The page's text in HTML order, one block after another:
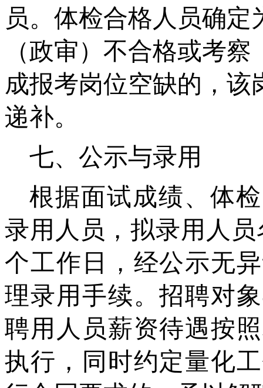
员。 体检合格人员确定
（政审）不合格或考
成报考岗位空缺的，该
递补。
七、公示与录用
根据面试成绩、体
录用人员，拟录用人
个工作日，经公示无
理录用手续。招聘对
聘用人员薪资待遇按
执行，同时约定量化